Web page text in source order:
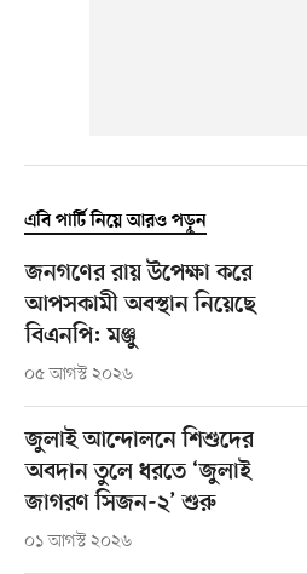
এবি পার্টি নিয়ে আরও পড়ুন
জনগণের রায় উপেক্ষা করে
আপসকামী অবস্থান নিয়েছে
বিএনপি: মঞ্জু
০৫ আগস্ট ২০২৬
জুলাই আন্দোলনে শিশুদের
অবদান তুলে ধরতে ‘জুলাই
জাগরণ সিজন-২’ শুরু
০১ আগস্ট ২০২৬